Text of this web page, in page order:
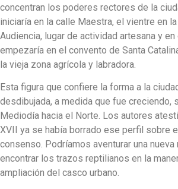
concentran los poderes rectores de la
iniciaría en la calle Maestra, el vientre en
Audiencia, lugar de actividad artesana y en
empezaría en el convento de Santa
la vieja zona agrícola y labradora.
Esta figura que confiere la forma a la
desdibujada, a medida que fue creciendo,
Mediodía hacia el Norte. Los autores
XVII ya se había borrado ese perfil sobre
consenso. Podríamos aventurar una
encontrar los trazos reptilianos en la
ampliación del casco urbano.